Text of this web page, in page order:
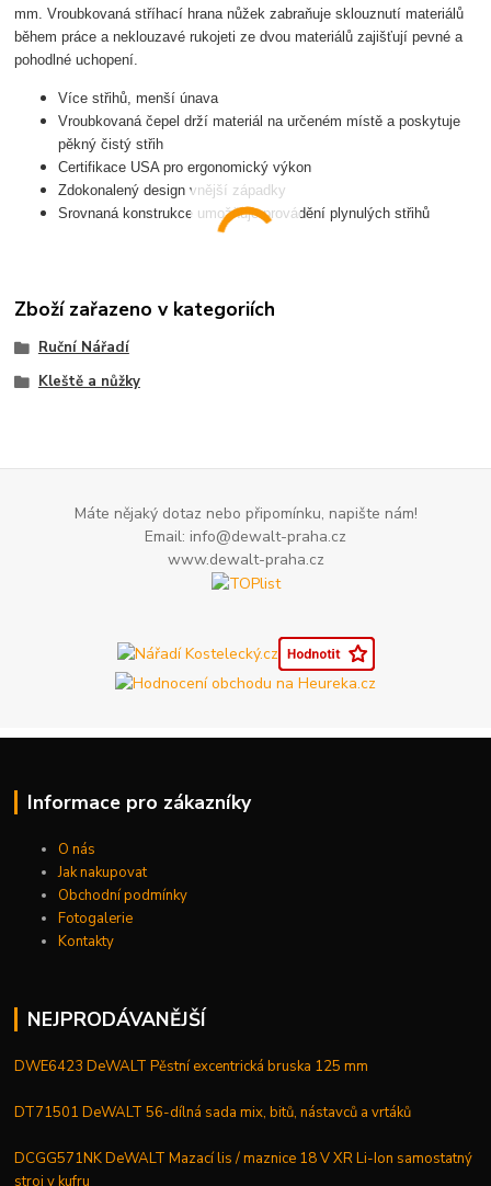
mm. Vroubkovaná stříhací hrana nůžek zabraňuje sklouznutí materiálů
během práce a neklouzavé rukojeti ze dvou materiálů zajišťují pevné a
pohodlné uchopení.
Více střihů, menší únava
Vroubkovaná čepel drží materiál na určeném místě a poskytuje
pěkný čistý střih
Certifikace USA pro ergonomický výkon
Zdokonalený design vnější západky
Srovnaná konstrukce umožňuje provádění plynulých střihů
Zboží zařazeno v kategoriích
Ruční Nářadí
Kleště a nůžky
Máte nějaký dotaz nebo připomínku, napište nám!
Email: info@dewalt-praha.cz
www.dewalt-praha.cz
Informace pro zákazníky
O nás
Jak nakupovat
Obchodní podmínky
Fotogalerie
Kontakty
NEJPRODÁVANĚJŠÍ
DWE6423 DeWALT Pěstní excentrická bruska 125 mm
DT71501 DeWALT 56-dílná sada mix, bitů, nástavců a vrtáků
DCGG571NK DeWALT Mazací lis / maznice 18 V XR Li-Ion samostatný
stroj v kufru